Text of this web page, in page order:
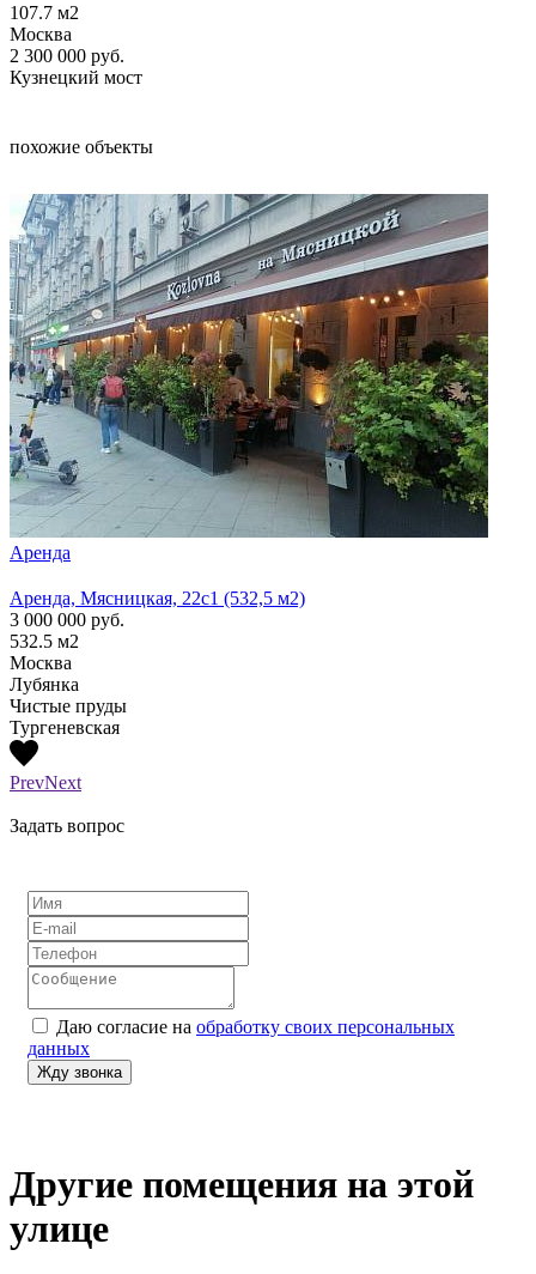
107.7 м2
Москва
2 300 000 руб.
Кузнецкий мост
похожие объекты
Аренда
Аренда, Мясницкая, 22с1 (532,5 м2)
3 000 000 руб.
532.5 м2
Москва
Лубянка
Чистые пруды
Тургеневская
PrevNext
Задать вопрос
Даю согласие на обработку своих персональных
данных
Другие помещения на этой
улице